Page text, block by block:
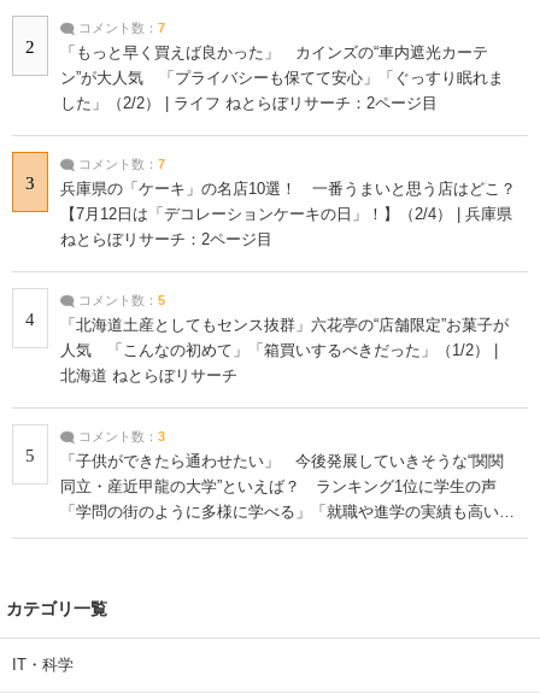
2
コメント数： 7
「もっと早く買えば良かった」 カインズの“車内遮光カーテ
ン”が大人気 「プライバシーも保てて安心」「ぐっすり眠れま
した」（2/2） | ライフ ねとらぼリサーチ：2ページ目
3
コメント数： 7
兵庫県の「ケーキ」の名店10選！ 一番うまいと思う店はどこ？
【7月12日は「デコレーションケーキの日」！】（2/4） | 兵庫県
ねとらぼリサーチ：2ページ目
4
コメント数： 5
「北海道土産としてもセンス抜群」六花亭の“店舗限定”お菓子が
人気 「こんなの初めて」「箱買いするべきだった」（1/2） |
北海道 ねとらぼリサーチ
5
コメント数： 3
「子供ができたら通わせたい」 今後発展していきそうな“関関
同立・産近甲龍の大学”といえば？ ランキング1位に学生の声
「学問の街のように多様に学べる」「就職や進学の実績も高い」
| 大学 ねとらぼリサーチ
カテゴリ一覧
IT・科学